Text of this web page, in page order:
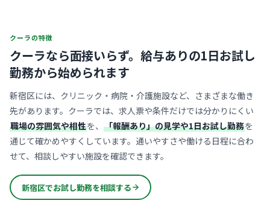
クーラの特徴
クーラなら面接いらず。 給与ありの1日お試し
勤務から始められます
新宿区には、クリニック・病院・介護施設など、さまざまな働き
先があります。クーラでは、求人票や条件だけでは分かりにくい
職場の雰囲気や相性を、 「報酬あり」の見学や1日お試し勤務を
通じて確かめやすくしています。通いやすさや働ける日程に合わ
せて、相談しやすい施設を確認できます。
新宿区でお試し勤務を相談する